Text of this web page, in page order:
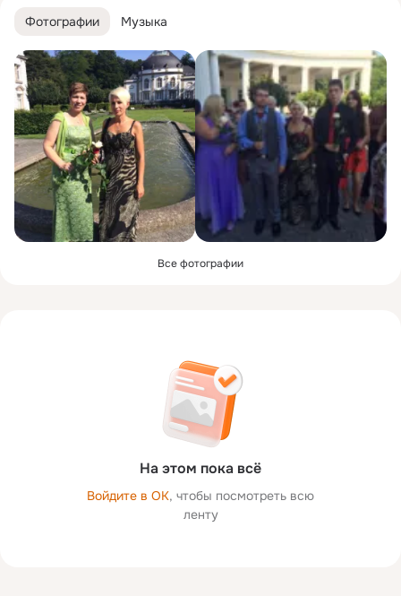
Фотографии Музыка
Все фотографии
На этом пока всё
Войдите в ОК, чтобы посмотреть всю
ленту